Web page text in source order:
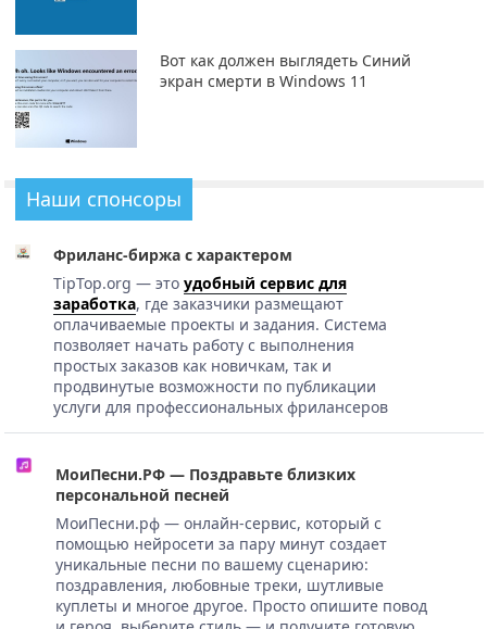
Вот как должен выглядеть Синий
экран смерти в Windows 11
Наши спонсоры
Фриланс-биржа с характером
TipTop.org — это удобный сервис для
заработка, где заказчики размещают
оплачиваемые проекты и задания. Система
позволяет начать работу с выполнения
простых заказов как новичкам, так и
продвинутые возможности по публикации
услуги для профессиональных фрилансеров
МоиПесни.РФ — Поздравьте близких
персональной песней
МоиПесни.рф — онлайн-сервис, который с
помощью нейросети за пару минут создает
уникальные песни по вашему сценарию:
поздравления, любовные треки, шутливые
куплеты и многое другое. Просто опишите повод